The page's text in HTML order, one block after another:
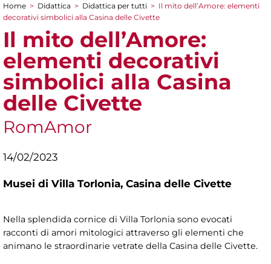
Tu sei qui
Home > Didattica > Didattica per tutti > Il mito dell’Amore: elementi
decorativi simbolici alla Casina delle Civette
Il mito dell’Amore:
elementi decorativi
simbolici alla Casina
delle Civette
RomAmor
14/02/2023
Musei di Villa Torlonia, Casina delle Civette
Nella splendida cornice di Villa Torlonia sono evocati
racconti di amori mitologici attraverso gli elementi che
animano le straordinarie vetrate della Casina delle Civette.